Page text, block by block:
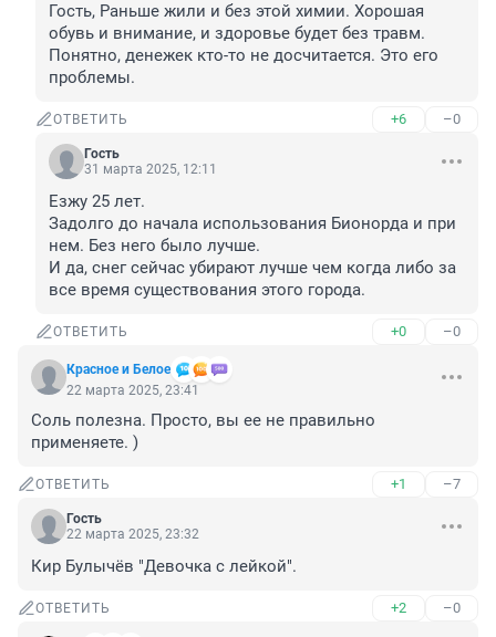
Гость, Раньше жили и без этой химии. Хорошая
обувь и внимание, и здоровье будет без травм.
Понятно, денежек кто-то не досчитается. Это его
проблемы.
ОТВЕТИТЬ +6 –0
Гость
31 марта 2025, 12:11
Езжу 25 лет.
Задолго до начала использования Бионорда и при
нем. Без него было лучше.
И да, снег сейчас убирают лучше чем когда либо за
все время существования этого города.
ОТВЕТИТЬ +0 –0
Красное и Белое
22 марта 2025, 23:41
Соль полезна. Просто, вы ее не правильно
применяете. )
ОТВЕТИТЬ +1 –7
Гость
22 марта 2025, 23:32
Кир Булычёв "Девочка с лейкой".
ОТВЕТИТЬ +2 –0